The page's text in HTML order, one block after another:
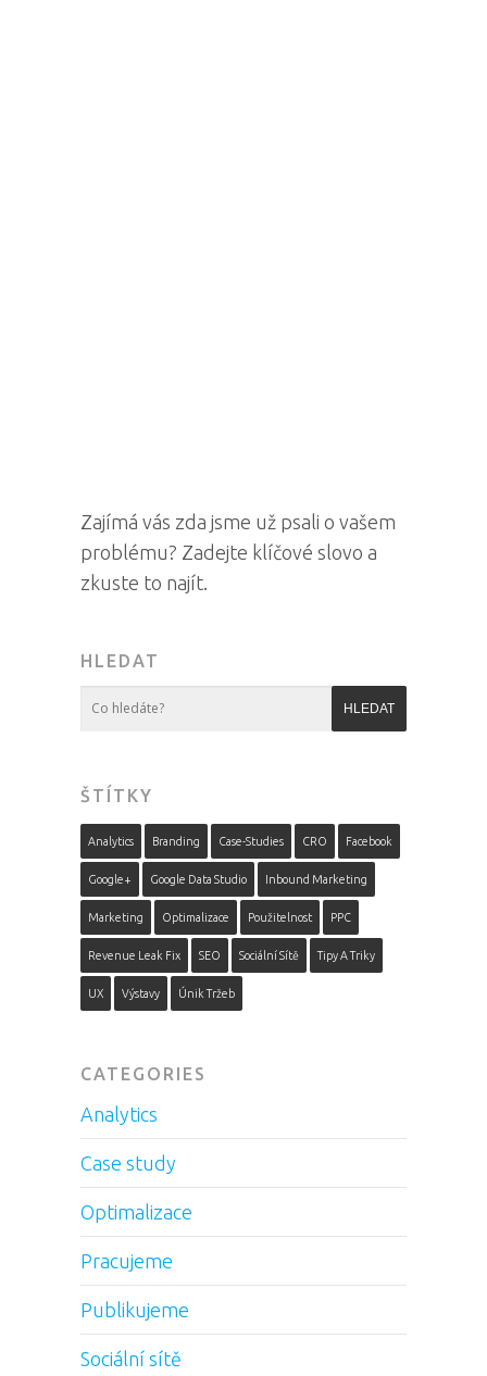
Zajímá vás zda jsme už psali o vašem
problému? Zadejte klíčové slovo a
zkuste to najít.
HLEDAT
ŠTÍTKY
Analytics Branding Case-Studies CRO Facebook
Google+ Google Data Studio Inbound Marketing
Marketing Optimalizace Použitelnost PPC
Revenue Leak Fix SEO Sociální Sítě Tipy A Triky
UX Výstavy Únik Tržeb
CATEGORIES
Analytics
Case study
Optimalizace
Pracujeme
Publikujeme
Sociální sítě